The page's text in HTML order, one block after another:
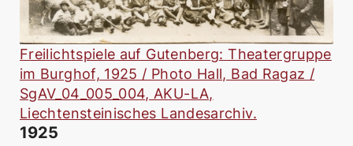
Freilichtspiele auf Gutenberg: Theatergruppe
im Burghof, 1925 / Photo Hall, Bad Ragaz /
SgAV_04_005_004, AKU-LA,
Liechtensteinisches Landesarchiv.
1925